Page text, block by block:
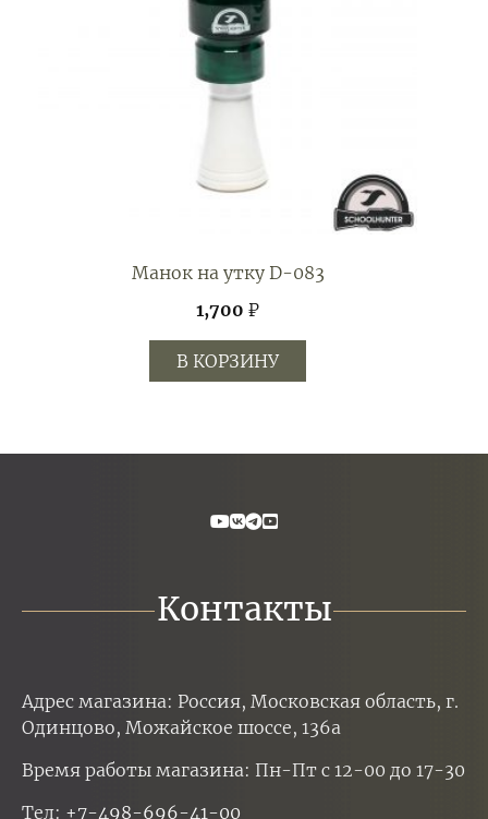
Манок на утку D-083
1,700 ₽
В КОРЗИНУ
Контакты
Адрес магазина: Россия, Московская область, г.
Одинцово, Можайское шоссе, 136а
Время работы магазина: Пн-Пт с 12-00 до 17-30
Тел: +7-498-696-41-00